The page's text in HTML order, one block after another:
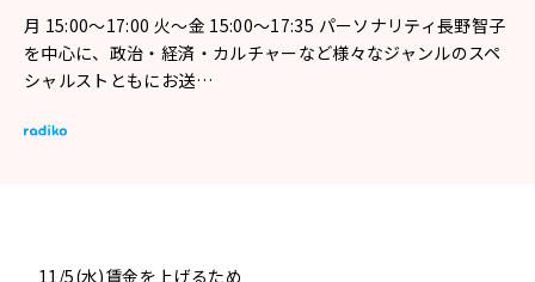
月 15:00～17:00 火～金 15:00～17:35 パーソナリティ長野智子
を中心に、政治・経済・カルチャーなど様々なジャンルのスペ
シャルストともにお送…
11/5(水)賃金を上げるため